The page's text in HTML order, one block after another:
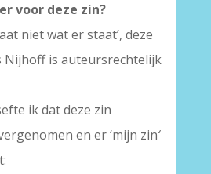
voor deze zin?
niet wat er staat’, deze
Nijhoff is auteursrechtelijk
ik dat deze zin
en er ‘mijn zin‘